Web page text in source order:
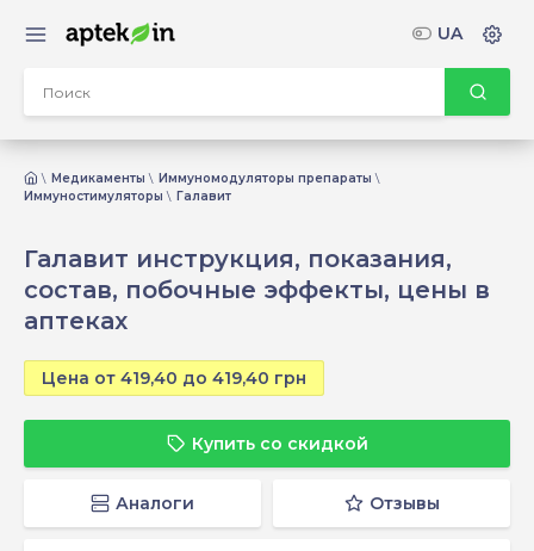
Медикаменты
Иммуномодуляторы препараты
Иммуностимуляторы
Галавит
Галавит инструкция, показания,
состав, побочные эффекты, цены в
аптеках
Цена от 419,40 до 419,40 грн
Купить со скидкой
Аналоги Отзывы
UA